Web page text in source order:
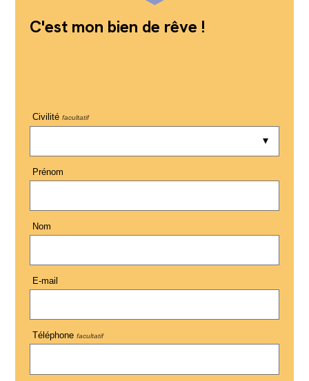
C'est mon bien de rêve !
Civilité facultatif
Prénom
Nom
E-mail
Téléphone facultatif